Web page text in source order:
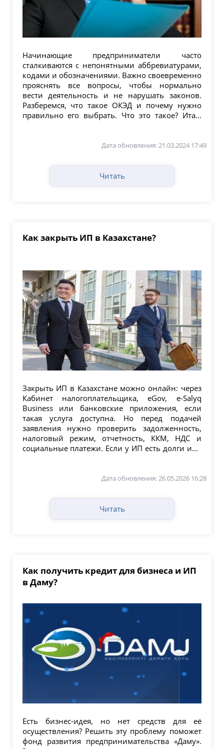
Начинающие предприниматели часто
сталкиваются с непонятными аббревиатурами,
кодами и обозначениями. Важно своевременно
прояснять все вопросы, чтобы нормально
вести деятельность и не нарушать законов.
Разберемся, что такое ОКЭД и почему нужно
правильно его выбрать. Что это такое? Итак,
Дата обновления: 21.03.2024 17:49
Читать
Как закрыть ИП в Казахстане?
Закрыть ИП в Казахстане можно онлайн: через
Кабинет налогоплательщика, eGov, e-Salyq
Business или банковские приложения, если
такая услуга доступна. Но перед подачей
заявления нужно проверить задолженность,
налоговый режим, отчетность, ККМ, НДС и
социальные платежи. Если у ИП есть долги или
Дата обновления: 26.05.2026 16:28
Читать
Как получить кредит для бизнеса и ИП
в Даму?
Есть бизнес-идея, но нет средств для её
осуществления? Решить эту проблему поможет
фонд развития предпринимательства «Даму».